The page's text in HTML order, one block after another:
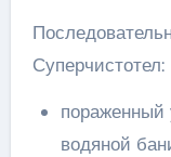
Суперчистотел:
пораженный
водяной